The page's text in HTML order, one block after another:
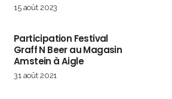
15 août 2023
Participation Festival
Graff N Beer au Magasin
Amstein à Aigle
31 août 2021